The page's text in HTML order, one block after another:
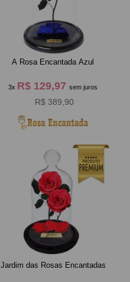
A Rosa Encantada Azul
3x R$ 129,97sem juros
R$ 389,90
Jardim das Rosas Encantadas